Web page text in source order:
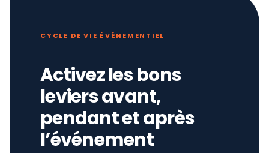
CYCLE DE VIE ÉVÉNEMENTIEL
Activez les bons
leviers avant,
pendant et après
l’événement